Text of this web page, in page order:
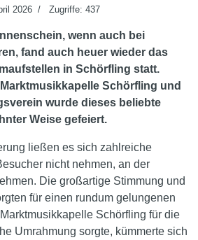
2026 Zugriffe: 437
wenn auch bei
fand auch heuer wieder das
in Schörfling statt.
Schörfling und
wurde dieses beliebte
Weise gefeiert.
ließen es sich zahlreiche
nicht nehmen, an der
Die großartige Stimmung und
für einen rundum gelungenen
Schörfling für die
Umrahmung sorgte, kümmerte sich